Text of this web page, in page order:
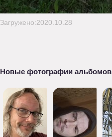
Загружено:2020.10.28
Новые фотографии альбомов